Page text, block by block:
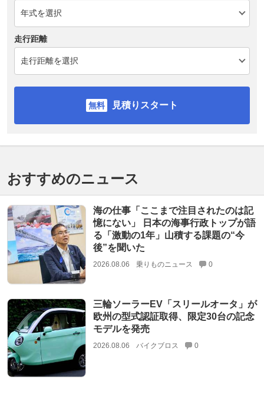
走行距離
見積りスタート
おすすめのニュース
海の仕事「ここまで注目されたのは記
憶にない」 日本の海事行政トップが語
る「激動の1年」山積する課題の“今
後”を聞いた
2026.08.06 乗りものニュース 0
三輪ソーラーEV「スリールオータ」が
欧州の型式認証取得、限定30台の記念
モデルを発売
2026.08.06 バイクブロス 0